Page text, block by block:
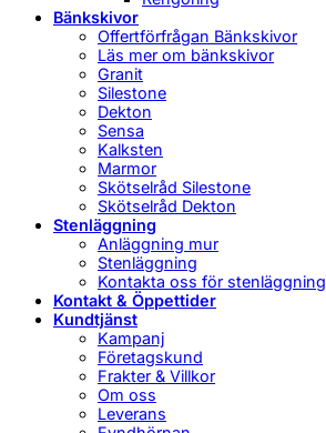
Bänkskivor
Offertförfrågan Bänkskivor
Läs mer om bänkskivor
Granit
Silestone
Dekton
Sensa
Kalksten
Marmor
Skötselråd Silestone
Skötselråd Dekton
Stenläggning
Anläggning mur
Stenläggning
Kontakta oss för stenläggning
Kontakt & Öppettider
Kundtjänst
Kampanj
Företagskund
Frakter & Villkor
Om oss
Leverans